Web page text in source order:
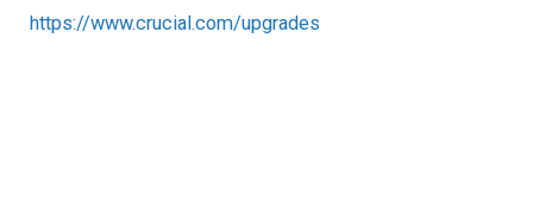
https://www.crucial.com/upgrades